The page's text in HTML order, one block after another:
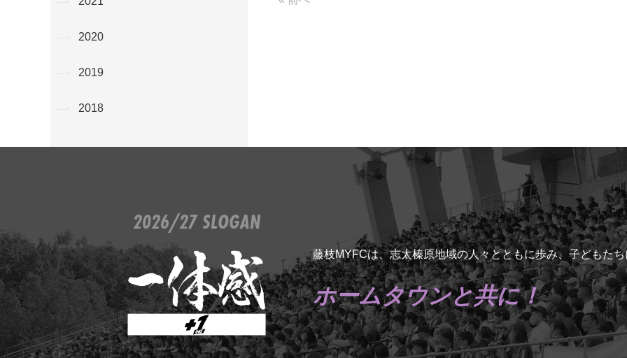
2020
2019
2018
2026/27 SLOGAN
藤枝MYFCは、志太榛原地域の人々とともに歩み、子どもた
ホームタウンと共に！